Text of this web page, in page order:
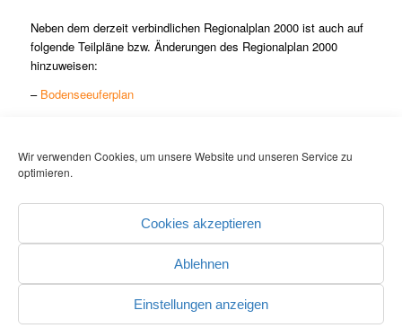
Wir verwenden Cookies, um unsere Website und unseren Service zu
optimieren.
Cookies akzeptieren
Ablehnen
Einstellungen anzeigen
Neben dem derzeit verbindlichen Regionalplan 2000 ist auch auf
folgende Teilpläne bzw. Änderungen des Regionalplan 2000
hinzuweisen:
– Bodenseeuferplan
–Teilfortschreibung 3.1 Freiflächen-Photovoltaik
–Teilfortschreibung 3.2 Windenergie
–Regionalplanänderungen
© COPYRIGHT - REGIONALVERBAND HOCHRHEIN-BODENSEE
powered by Perform& Webonomics